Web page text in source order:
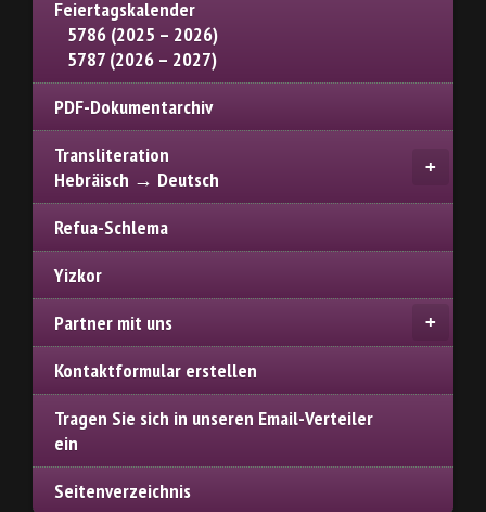
Feiertagskalender
5786 (2025 – 2026)
5787 (2026 – 2027)
PDF-Dokumentarchiv
Transliteration
Hebräisch → Deutsch
Refua-Schlema
Yizkor
Partner mit uns
Kontaktformular erstellen
Tragen Sie sich in unseren Email-Verteiler
ein
Seitenverzeichnis